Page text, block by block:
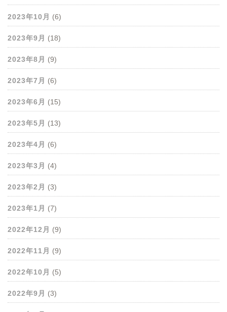
2023年10月 (6)
2023年9月 (18)
2023年8月 (9)
2023年7月 (6)
2023年6月 (15)
2023年5月 (13)
2023年4月 (6)
2023年3月 (4)
2023年2月 (3)
2023年1月 (7)
2022年12月 (9)
2022年11月 (9)
2022年10月 (5)
2022年9月 (3)